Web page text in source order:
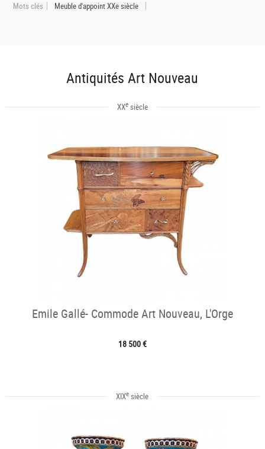
Mots clés Meuble d'appoint XXe siècle
Antiquités Art Nouveau
XXesiècle
Emile Gallé- Commode Art Nouveau, L'Orge
18 500 €
XIXe siècle